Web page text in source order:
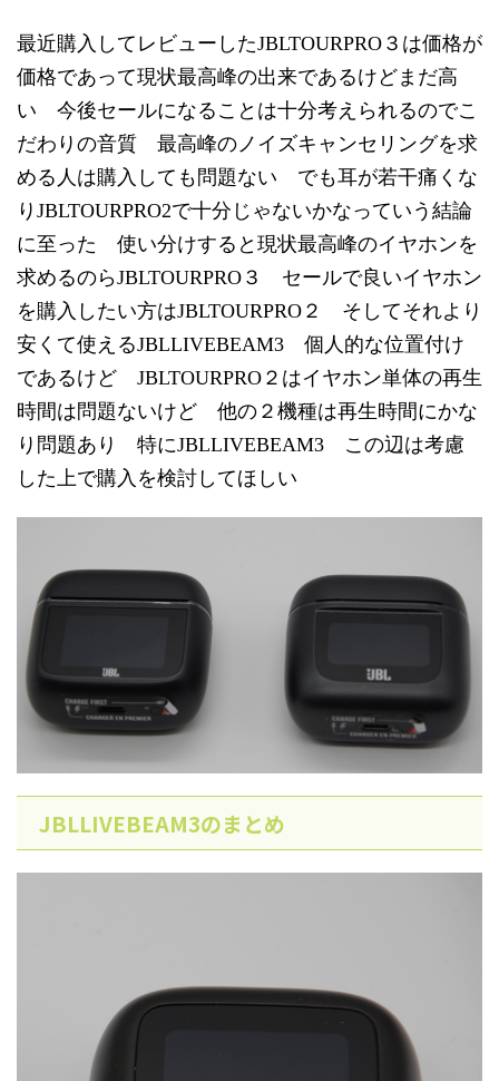
最近購入してレビューしたJBLTOURPRO３は価格が
価格であって現状最高峰の出来であるけどまだ高
い 今後セールになることは十分考えられるのでこ
だわりの音質 最高峰のノイズキャンセリングを求
める人は購入しても問題ない でも耳が若干痛くな
りJBLTOURPRO2で十分じゃないかなっていう結論
に至った 使い分けすると現状最高峰のイヤホンを
求めるのらJBLTOURPRO３ セールで良いイヤホン
を購入したい方はJBLTOURPRO２ そしてそれより
安くて使えるJBLLIVEBEAM3 個人的な位置付け
であるけど JBLTOURPRO２はイヤホン単体の再生
時間は問題ないけど 他の２機種は再生時間にかな
り問題あり 特にJBLLIVEBEAM3 この辺は考慮
した上で購入を検討してほしい
JBLLIVEBEAM3のまとめ